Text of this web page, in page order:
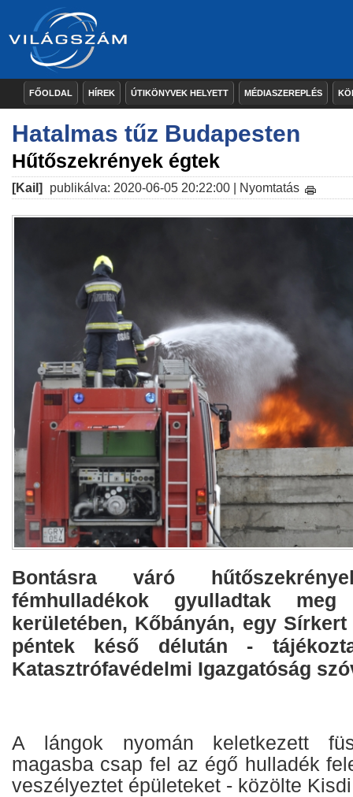
FŐOLDAL HÍREK ÚTIKÖNYVEK HELYETT MÉDIASZEREPLÉS
Hatalmas tűz Budapesten
Hűtőszekrények égtek
[Kail] publikálva: 2020-06-05 20:22:00 | Nyomtatás
Bontásra váró
fémhulladékok gyulladtak
kerületében, Kőbányán, egy
péntek késő délután -
Katasztrófavédelmi Igazgatóság
A lángok nyomán keletkezett
magasba csap fel az égő hulladék
veszélyeztet épületeket - közölte